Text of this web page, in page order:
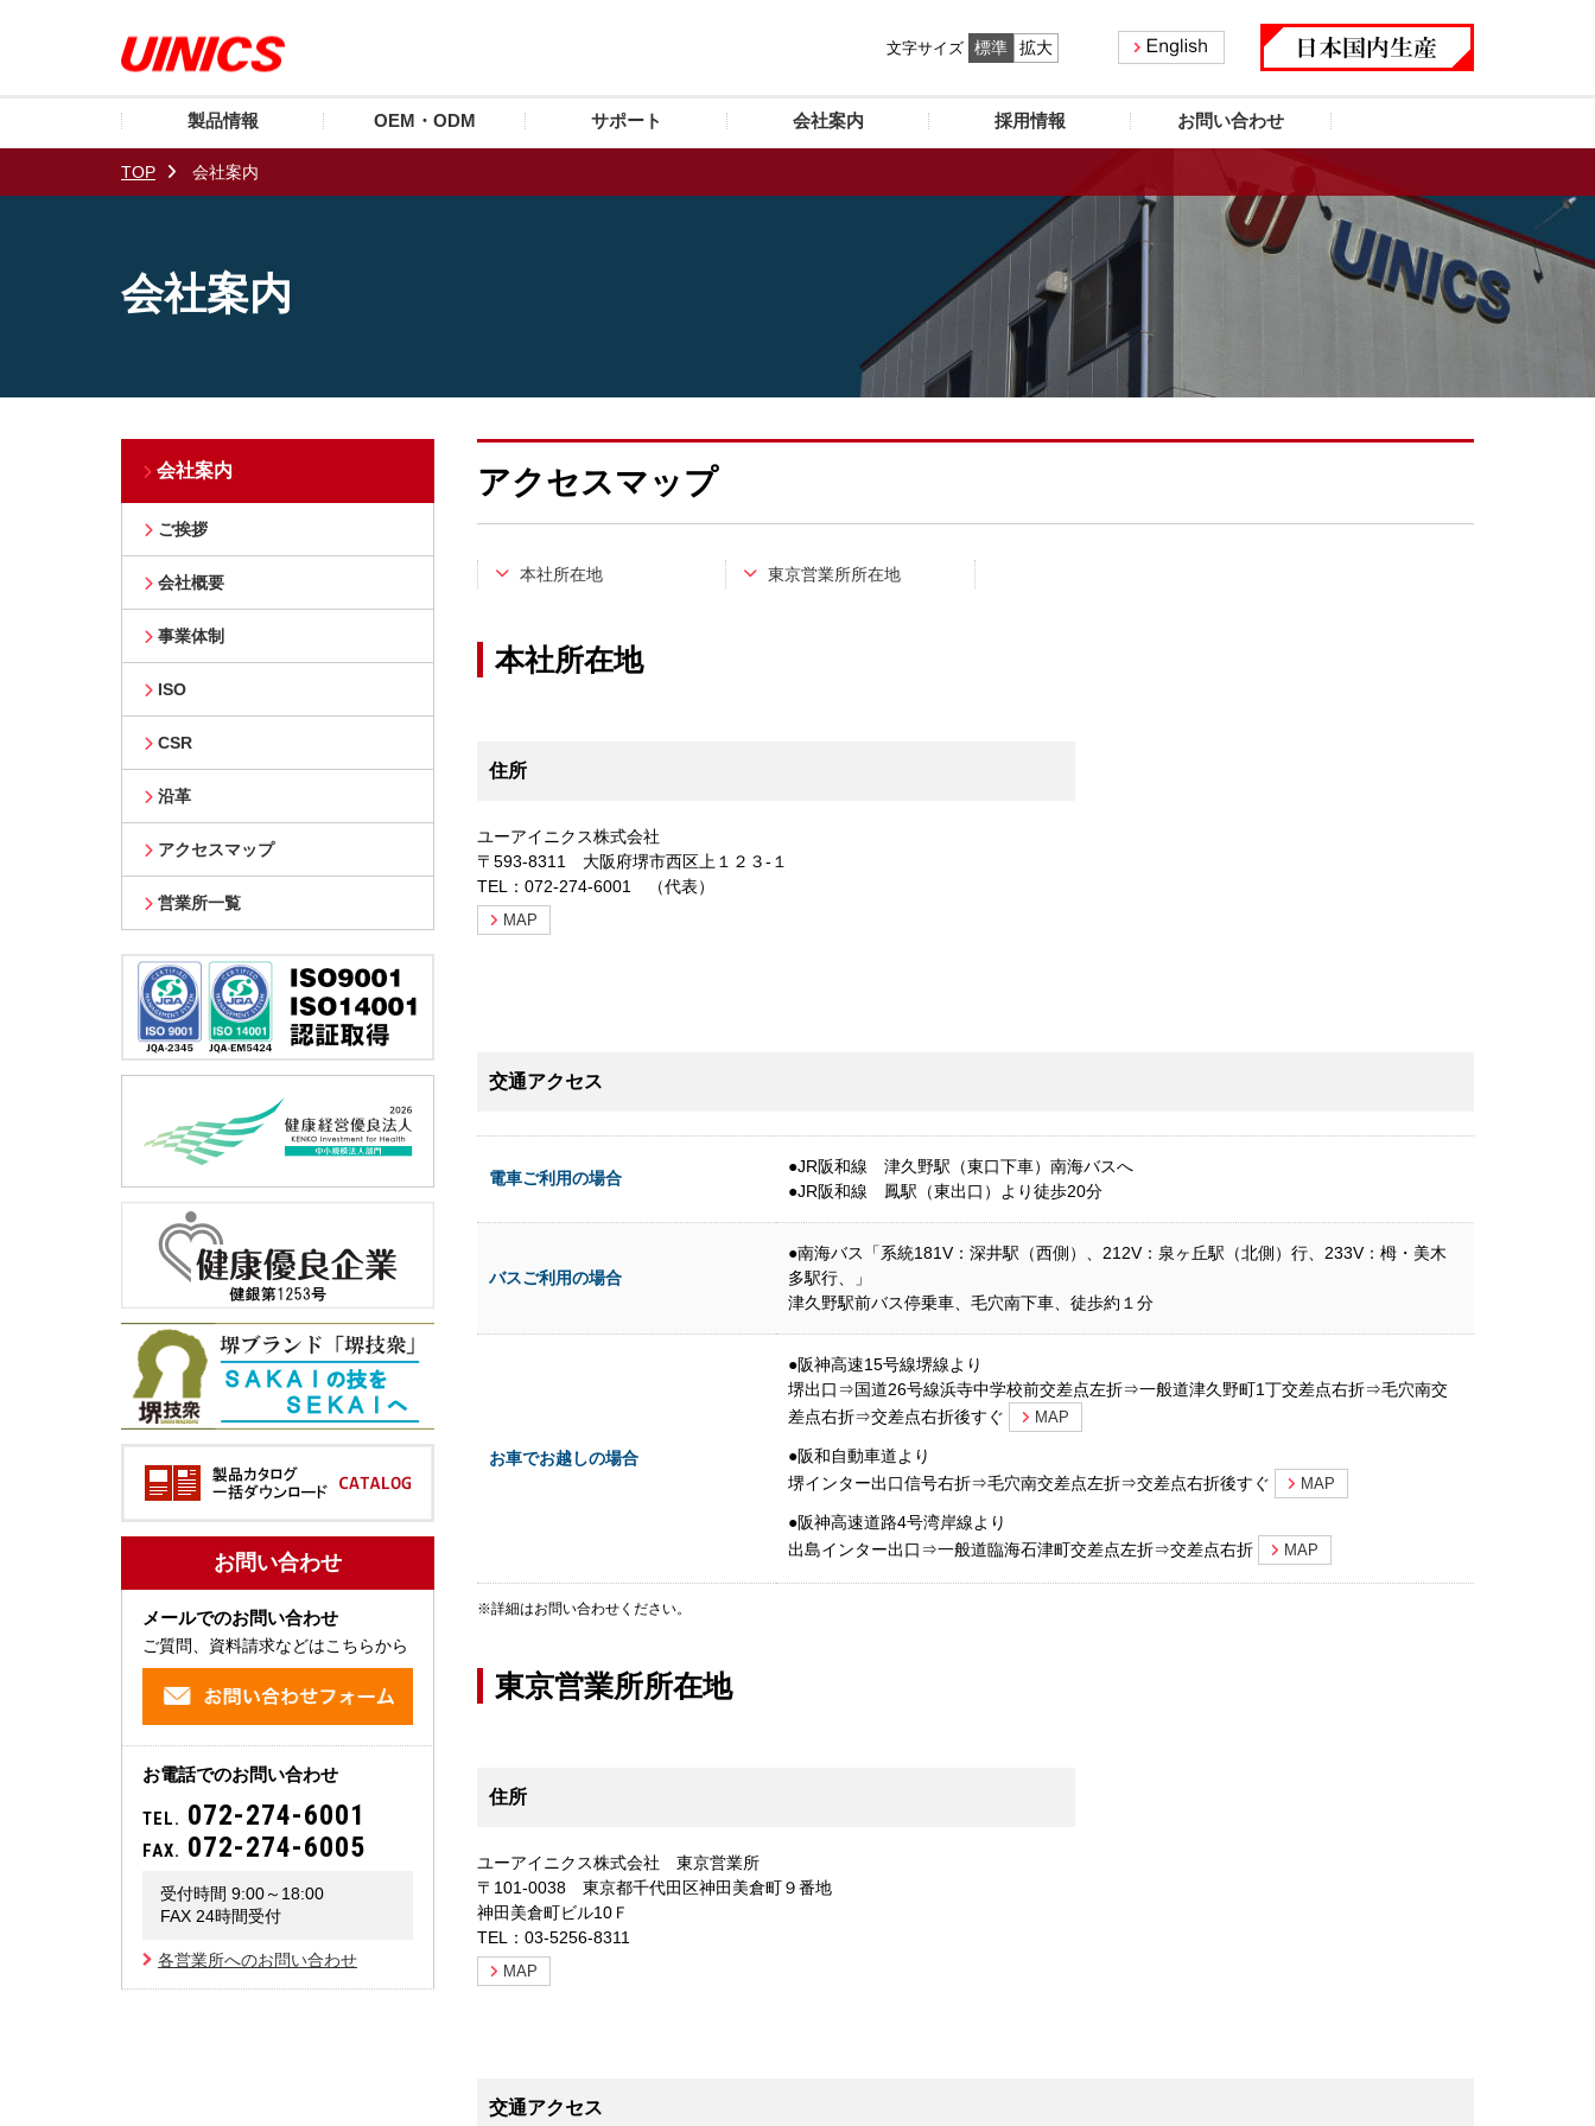
文字サイズ 標準 拡大
製品情報 OEM・ODM サポート 会社案内 採用情報 お問い合わせ
TOP 会社案内
会社案内
アクセスマップ
本社所在地 東京営業所所在地
本社所在地
住所
ユーアイニクス株式会社
〒593-8311 大阪府堺市西区上１２３-１
TEL：072-274-6001 （代表）
MAP
交通アクセス
電車ご利用の場合
●JR阪和線 津久野駅（東口下車）南海バスへ
●JR阪和線 鳳駅（東出口）より徒歩20分
バスご利用の場合
●南海バス「系統181V：深井駅（西側）、212V：泉ヶ丘駅（北側）行、233V：栂・美木
多駅行、」
津久野駅前バス停乗車、毛穴南下車、徒歩約１分
お車でお越しの場合
●阪神高速15号線堺線より
堺出口⇒国道26号線浜寺中学校前交差点左折⇒一般道津久野町1丁交差点右折⇒毛穴南交
差点右折⇒交差点右折後すぐ
MAP
●阪和自動車道より
堺インター出口信号右折⇒毛穴南交差点左折⇒交差点右折後すぐ
MAP
●阪神高速道路4号湾岸線より
出島インター出口⇒一般道臨海石津町交差点左折⇒交差点右折
MAP
※詳細はお問い合わせください。
東京営業所所在地
住所
ユーアイニクス株式会社 東京営業所
〒101-0038 東京都千代田区神田美倉町９番地
神田美倉町ビル10Ｆ
TEL：03-5256-8311
MAP
交通アクセス
会社案内
ご挨拶
会社概要
事業体制
ISO
CSR
沿革
アクセスマップ
営業所一覧
お問い合わせ
メールでのお問い合わせ
ご質問、資料請求などはこちらから
お電話でのお問い合わせ
TEL. 072-274-6001
FAX. 072-274-6005
受付時間 9:00～18:00
FAX 24時間受付
各営業所へのお問い合わせ